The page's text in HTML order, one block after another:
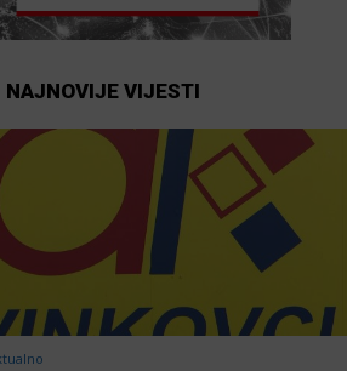
NAJNOVIJE VIJESTI